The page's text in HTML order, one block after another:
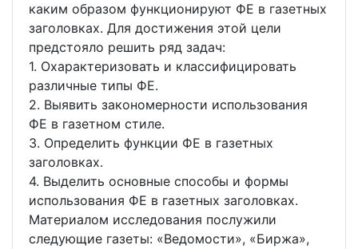
каким образом функционируют ФЕ в газетных
заголовках. Для достижения этой цели
предстояло решить ряд задач:
1. Охарактеризовать и классифицировать
различные типы ФЕ.
2. Выявить закономерности использования
ФЕ в газетном стиле.
3. Определить функции ФЕ в газетных
заголовках.
4. Выделить основные способы и формы
использования ФЕ в газетных заголовках.
Материалом исследования послужили
следующие газеты: «Ведомости», «Биржа»,